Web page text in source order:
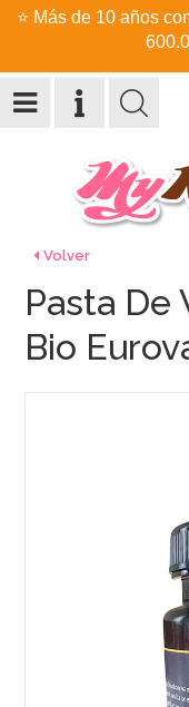
⭐ Más de 10 años
Volver
Pasta De
Bio